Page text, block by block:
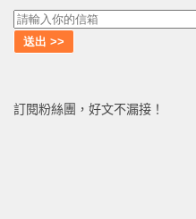
訂閱粉絲團，好文不漏接！